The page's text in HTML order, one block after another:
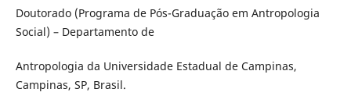
Doutorado (Programa de Pós-Graduação em Antropologia
Social) – Departamento de
Antropologia da Universidade Estadual de Campinas,
Campinas, SP, Brasil.